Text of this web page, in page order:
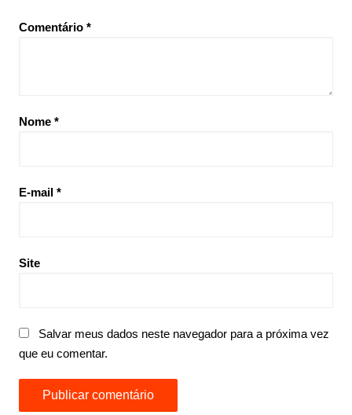
Comentário *
Nome *
E-mail *
Site
Salvar meus dados neste navegador para a próxima vez
que eu comentar.